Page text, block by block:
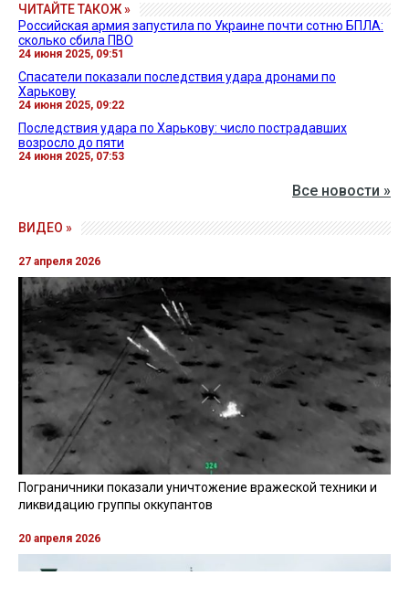
ЧИТАЙТЕ ТАКОЖ »
Российская армия запустила по Украине почти сотню БПЛА:
сколько сбила ПВО
24 июня 2025, 09:51
Спасатели показали последствия удара дронами по
Харькову
24 июня 2025, 09:22
Последствия удара по Харькову: число пострадавших
возросло до пяти
24 июня 2025, 07:53
Все новости »
ВИДЕО »
27 апреля 2026
Пограничники показали уничтожение вражеской техники и
ликвидацию группы оккупантов
20 апреля 2026